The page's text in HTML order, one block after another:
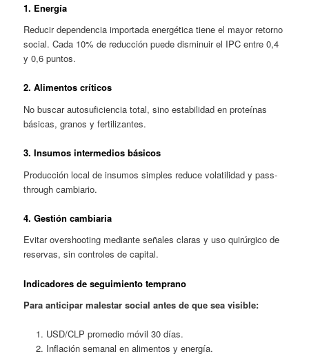
1. Energía
Reducir dependencia importada energética tiene el mayor retorno
social. Cada 10% de reducción puede disminuir el IPC entre 0,4
y 0,6 puntos.
2. Alimentos críticos
No buscar autosuficiencia total, sino estabilidad en proteínas
básicas, granos y fertilizantes.
3. Insumos intermedios básicos
Producción local de insumos simples reduce volatilidad y pass-
through cambiario.
4. Gestión cambiaria
Evitar overshooting mediante señales claras y uso quirúrgico de
reservas, sin controles de capital.
Indicadores de seguimiento temprano
Para anticipar malestar social antes de que sea visible:
USD/CLP promedio móvil 30 días.
Inflación semanal en alimentos y energía.